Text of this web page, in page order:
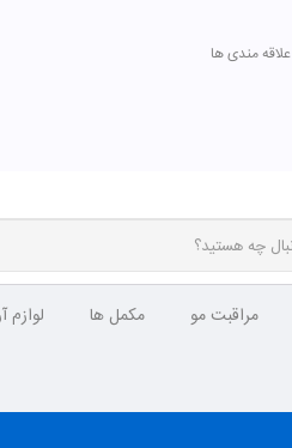
علاقه مندی ها
مراقبت مو مکمل ها لوازم